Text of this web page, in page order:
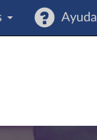
Ayuda